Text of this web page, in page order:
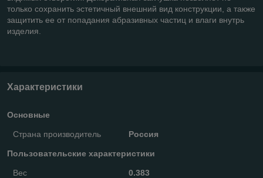
только сохранить эстетичный внешний вид конструкции, а также
защитить ее от попадания абразивных частиц и влаги внутрь
изделия.
Характеристики
Основные
Страна производитель Россия
Пользовательские характеристики
Вес
0.383